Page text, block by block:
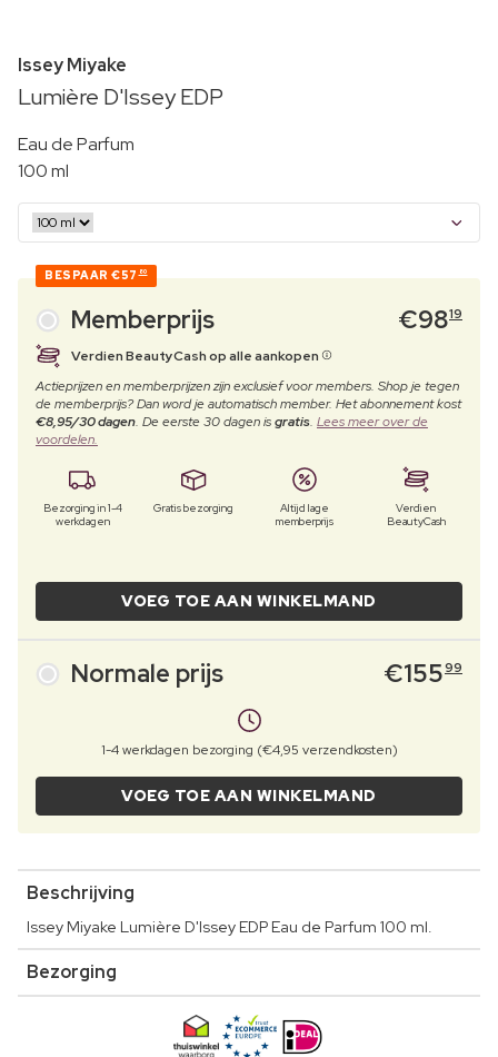
Issey Miyake
Lumière D'Issey EDP
Eau de Parfum
100 ml
BESPAAR €57 80
Memberprijs €9819
Verdien BeautyCash op alle aankopen
Actieprijzen en memberprijzen zijn exclusief voor members. Shop je tegen
de memberprijs? Dan word je automatisch member. Het abonnement kost
€8,95/30 dagen. De eerste 30 dagen isgratis. Lees meer over de
voordelen.
Bezorging in 1-4
werkdagen
Gratis bezorging
Altijd lage
memberprijs
Verdien
BeautyCash
VOEG TOE AAN WINKELMAND
Normale prijs €15599
1-4 werkdagen bezorging (€4,95 verzendkosten)
VOEG TOE AAN WINKELMAND
Beschrijving
Issey Miyake Lumière D'Issey EDP Eau de Parfum 100 ml.
Bezorging